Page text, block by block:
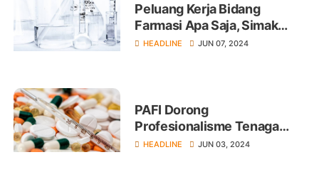
Peluang Kerja Bidang
Farmasi Apa Saja, Simak
Penjelasannya!
HEADLINE JUN 07, 2024
PAFI Dorong
Profesionalisme Tenaga
Farmasi Kepulauan
HEADLINE JUN 03, 2024